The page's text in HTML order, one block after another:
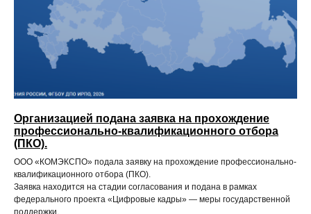
Организацией подана заявка на прохождение
профессионально-квалификационного отбора
(ПКО).
ООО «КОМЭКСПО» подала заявку на прохождение профессионально-
квалификационного отбора (ПКО).
Заявка находится на стадии согласования и подана в рамках
федерального проекта «Цифровые кадры» — меры государственной
поддержки.